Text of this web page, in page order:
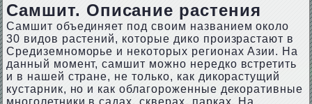
Самшит. Описание растения
Самшит объединяет под своим названием около
30 видов растений, которые дико произрастают в
Средиземноморье и некоторых регионах Азии. На
данный момент, самшит можно нередко встретить
и в нашей стране, не только, как дикорастущий
кустарник, но и как облагороженные декоративные
многолетники в садах, скверах, парках. На